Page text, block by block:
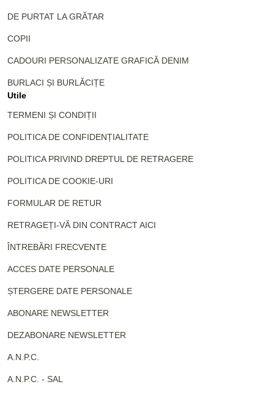
DE PURTAT LA GRĂTAR
COPII
CADOURI PERSONALIZATE GRAFICĂ DENIM
BURLACI ȘI BURLĂCIȚE
Utile
TERMENI ȘI CONDIȚII
POLITICA DE CONFIDENȚIALITATE
POLITICA PRIVIND DREPTUL DE RETRAGERE
POLITICA DE COOKIE-URI
FORMULAR DE RETUR
RETRAGEȚI-VĂ DIN CONTRACT AICI
ÎNTREBĂRI FRECVENTE
ACCES DATE PERSONALE
ȘTERGERE DATE PERSONALE
ABONARE NEWSLETTER
DEZABONARE NEWSLETTER
A.N.P.C.
A.N.P.C. - SAL